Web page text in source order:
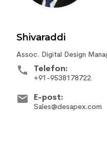
Shivaraddi
Assoc. Digital Design
Telefon:
+91-9538178722
E-post:
Sales@desapex.com